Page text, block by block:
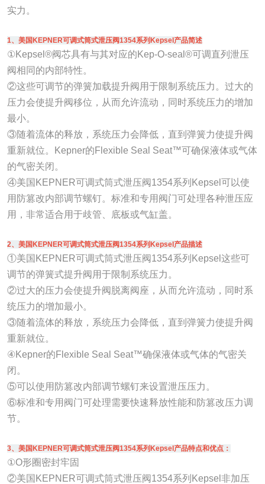
实力。
1、美国KEPNER可调式筒式泄压阀1354系列Kepsel产品简述
①Kepsel®阀芯具有与其对应的Kep-O-seal®可调直列泄压
阀相同的内部特性。
②这些可调节的弹簧加载提升阀用于限制系统压力。过大的
压力会使提升阀移位，从而允许流动，同时系统压力的增加
最小。
③随着流体的释放，系统压力会降低，直到弹簧力使提升阀
重新就位。Kepner的Flexible Seal Seat™可确保液体或气体
的气密关闭。
④美国KEPNER可调式筒式泄压阀1354系列Kepsel可以使
用防篡改内部调节螺钉。标准和专用阀门可处理各种泄压应
用，非常适合用于歧管、底板或气缸盖。
2、美国KEPNER可调式筒式泄压阀1354系列Kepsel产品描述
①美国KEPNER可调式筒式泄压阀1354系列Kepsel这些可
调节的弹簧式提升阀用于限制系统压力。
②过大的压力会使提升阀脱离阀座，从而允许流动，同时系
统压力的增加最小。
③随着流体的释放，系统压力会降低，直到弹簧力使提升阀
重新就位。
④Kepner的Flexible Seal Seat™确保液体或气体的气密关
闭。
⑤可以使用防篡改内部调节螺钉来设置泄压压力。
⑥标准和专用阀门可处理需要快速释放性能和防篡改压力调
节。
3、美国KEPNER可调式筒式泄压阀1354系列Kepsel产品特点和优点：
①O形圈密封牢固
②美国KEPNER可调式筒式泄压阀1354系列Kepsel非加压